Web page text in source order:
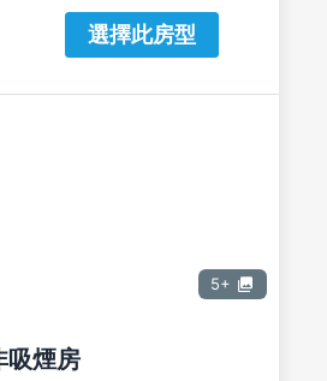
選擇此房型
5+
吸煙房